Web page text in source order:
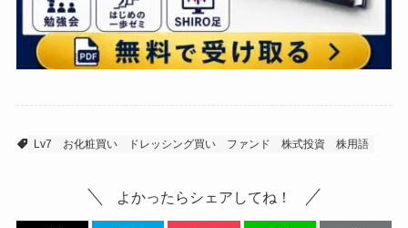
Lv7 お化粧買い ドレッシング買い ファンド 株式投資 株用語
よかったらシェアしてね！